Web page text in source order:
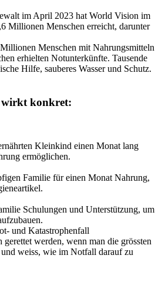
im April 2023 hat World Vision im
Millionen Menschen erreicht, darunter
Menschen mit Nahrungsmitteln
erhielten Notunterkünfte. Tausende
Hilfe, sauberes Wasser und Schutz.
wirkt konkret:
Kleinkind einen Monat lang
ermöglichen.
Familie für einen Monat Nahrung,
Schulungen und Unterstützung, um
und Katastrophenfall
gerettet werden, wenn man die grössten
weiss, wie im Notfall darauf zu